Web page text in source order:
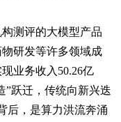
测评的大模型产品
研发等许多领域成
业务收入50.26亿
”跃迁，传统向新兴迭
，是算力洪流奔涌